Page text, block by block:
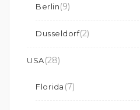
Berlin(9)
Dusseldorf(2)
USA(28)
Florida (7)